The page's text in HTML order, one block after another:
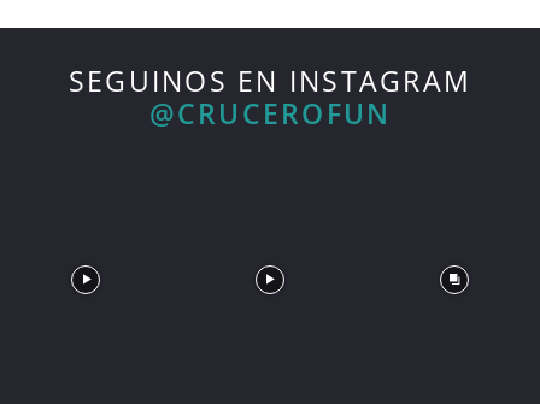
SEGUINOS EN INSTAGRAM
@CRUCEROFUN